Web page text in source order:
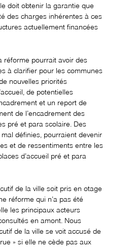
doit obtenir la garantie que
des charges inhérentes à ces
actuellement financées
réforme pourrait avoir des
à clarifier pour les communes
nouvelles priorités
de potentielles
et un report de
de l’encadrement des
pré et para scolaire. Des
définies, pourraient devenir
et de ressentiments entre les
d’accueil pré et para
de la ville soit pris en otage
réforme qui n’a pas été
les principaux acteurs
en amont. Nous
de la ville se voit accusé de
» si elle ne cède pas aux